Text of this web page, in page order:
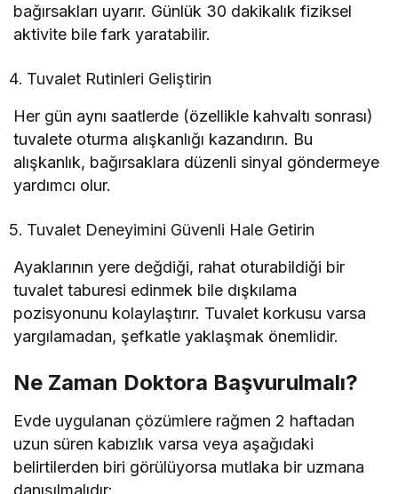
bağırsakları uyarır. Günlük 30 dakikalık fiziksel
aktivite bile fark yaratabilir.
Tuvalet Rutinleri Geliştirin
Her gün aynı saatlerde (özellikle kahvaltı sonrası)
tuvalete oturma alışkanlığı kazandırın. Bu
alışkanlık, bağırsaklara düzenli sinyal göndermeye
yardımcı olur.
Tuvalet Deneyimini Güvenli Hale Getirin
Ayaklarının yere değdiği, rahat oturabildiği bir
tuvalet taburesi edinmek bile dışkılama
pozisyonunu kolaylaştırır. Tuvalet korkusu varsa
yargılamadan, şefkatle yaklaşmak önemlidir.
Ne Zaman Doktora Başvurulmalı?
Evde uygulanan çözümlere rağmen 2 haftadan
uzun süren kabızlık varsa veya aşağıdaki
belirtilerden biri görülüyorsa mutlaka bir uzmana
danışılmalıdır: